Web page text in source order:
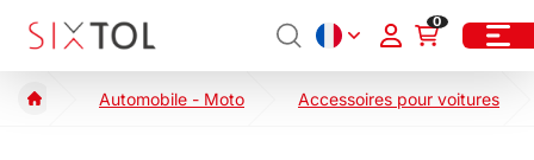
0
Automobile - Moto Accessoires pour voitures